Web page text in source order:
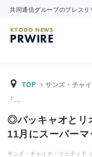
共同通信グループのプレスリ
KYODO NEWS
PRWIRE
TOP サンズ・チャ
「…
◎パッキャオと
11月にスーパーマ
サンズ・チャイナ・リミテッド